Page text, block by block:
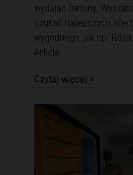
wydając fortuny.
szukać najlepszych
wygodnego, jak np. Róża
Article
Czytaj więcej >